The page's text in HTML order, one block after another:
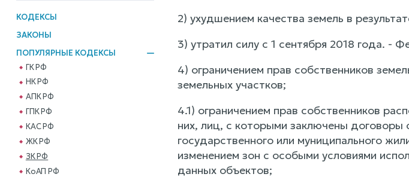
КОДЕКСЫ
ЗАКОНЫ
ПОПУЛЯРНЫЕ КОДЕКСЫ
ГК РФ
НК РФ
АПК РФ
ГПК РФ
КАС РФ
ЖК РФ
ЗК РФ
КоАП РФ
2) ухудшением качества земель в
3) утратил силу с 1 сентября 2018 года. -
4) ограничением прав собственников
земельных участков;
4.1) ограничением прав собственников
них, лиц, с которыми заключены
государственного или муниципального
изменением зон с особыми условиями
данных объектов;